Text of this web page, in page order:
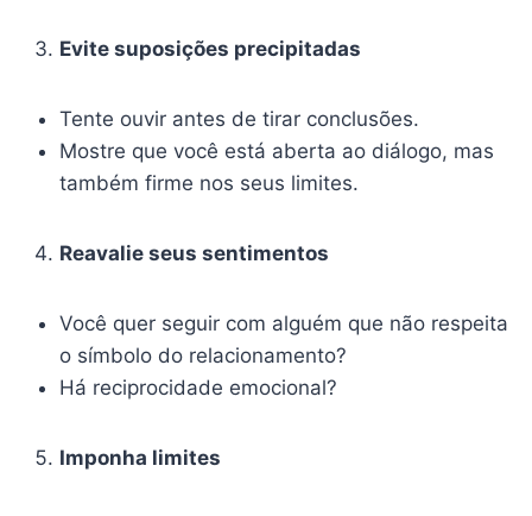
Evite suposições precipitadas
Tente ouvir antes de tirar conclusões.
Mostre que você está aberta ao diálogo, mas
também firme nos seus limites.
Reavalie seus sentimentos
Você quer seguir com alguém que não respeita
o símbolo do relacionamento?
Há reciprocidade emocional?
Imponha limites